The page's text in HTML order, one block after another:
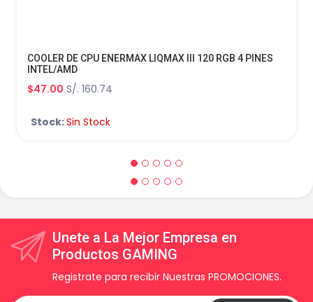
COOLER DE CPU ENERMAX LIQMAX III 120 RGB 4 PINES
INTEL/AMD
$47.00 S/. 160.74
Stock:Sin Stock
Unete a La Mejor Empresa en
Productos GAMING
Registrate para recibir Nuestras PROMOCIONES.